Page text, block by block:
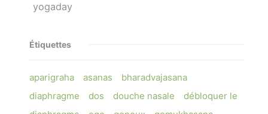
yogaday
Étiquettes
aparigraha asanas
bharadvajasana
diaphragme
dos douche nasale
débloquer le